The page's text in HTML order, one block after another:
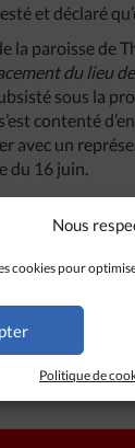
Nous
cookies pour
Politique de
et déclaré
la paroisse de
du lieu
sous la
contenté
avec un
du 16 juin.
et les
Saigon. Le